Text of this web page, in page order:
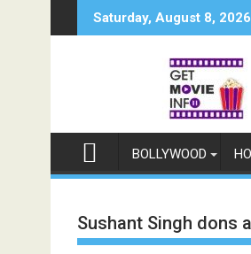
to
Saturday, August 8, 2026
BOLLYWOOD
Sushant Singh dons